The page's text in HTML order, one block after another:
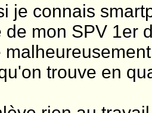
je connais
de mon SPV 1er
trouve en